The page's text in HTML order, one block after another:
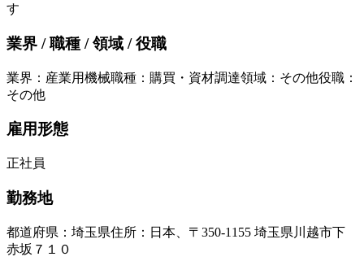
す
業界 / 職種 / 領域 / 役職
業界 ： 産業用機械職種 ： 購買・資材調達領域 ： その他役職 ：
その他
雇用形態
正社員
勤務地
都道府県 ： 埼玉県住所 ： 日本、〒350-1155 埼玉県川越市下
赤坂７１０